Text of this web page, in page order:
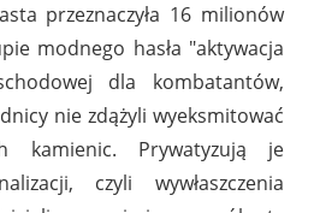
przeznaczyła 16 milionów
modnego hasła "aktywacja
dla kombatantów,
nie zdążyli wyeksmitować
kamienic. Prywatyzują je
czyli wywłaszczenia